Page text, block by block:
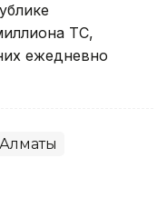
ТС,
ежедневно
Алматы